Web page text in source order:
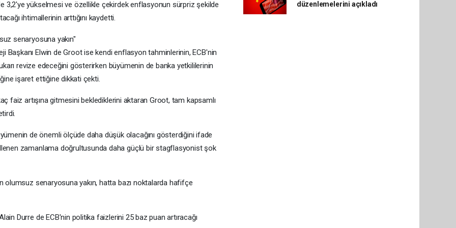
3,2'ye yükselmesi ve özellikle çekirdek enflasyonun sürpriz şekilde
ihtimallerinin arttığını kaydetti.
senaryosuna yakın"
Başkanı Elwin de Groot ise kendi enflasyon tahminlerinin, ECB'nin
revize edeceğini gösterirken büyümenin de banka yetkililerinin
işaret ettiğine dikkati çekti.
faiz artışına gitmesini beklediklerini aktaran Groot, tam kapsamlı
de önemli ölçüde daha düşük olacağını gösterdiğini ifade
zamanlama doğrultusunda daha güçlü bir stagflasyonist şok
olumsuz senaryosuna yakın, hatta bazı noktalarda hafifçe
Durre de ECB'nin politika faizlerini 25 baz puan artıracağı
düzenlemelerini açıkladı